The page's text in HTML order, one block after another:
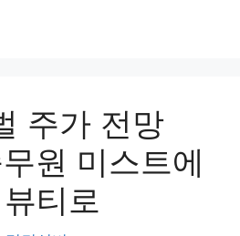
주가 전망
원 미스트에
티로